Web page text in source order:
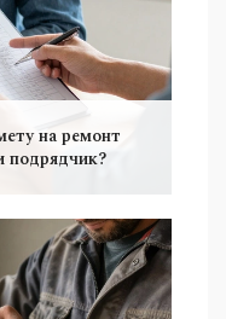
на ремонт
подрядчик?